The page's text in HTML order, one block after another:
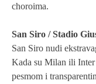
choroima.
San Siro / Stadio
San Siro nudi
Kada su Milan ili
pesmom i